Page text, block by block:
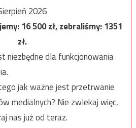
2026
16 500zł, zebraliśmy:1351
zł.
niezbędne dla funkcjonowania
jak ważne jest przetrwanie
medialnych? Nie zwlekaj więc,
nas już od teraz.